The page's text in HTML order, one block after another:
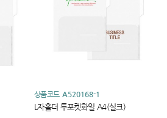
상품코드 A520168-1
L자홀더 투포켓화일 A4(실크)